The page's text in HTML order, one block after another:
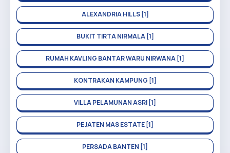
ALEXANDRIA HILLS [1]
BUKIT TIRTA NIRMALA [1]
RUMAH KAVLING BANTAR WARU NIRWANA [1]
KONTRAKAN KAMPUNG [1]
VILLA PELAMUNAN ASRI [1]
PEJATEN MAS ESTATE [1]
PERSADA BANTEN [1]